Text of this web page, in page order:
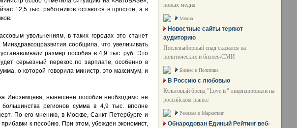
12,5 тыс. работников остаются в простое, а в
увольнениям, в таких городах это станет
сообщила, что увеличивать
размер пособия в 4,9 тыс. руб. Это
серьезный перекос по зарплате, особенно в
о которой говорила министр, это максимум, и
Иноземцева, нынешнее пособие необходимо не
большинства регионов сумма в 4,9 тыс. вполне
По его мнению, в Москве, Санкт-Петербурге и
к пособию. При этом, убежден экономист,
новых медиа
Медиа
Новостные сайты теряют
аудиторию
Послевыборный спад сказался на
политических и бизнес-СМИ
Бизнес и Политика
В Россию с любовью
Культовый бренд "Love is" лицензировали на
российском рынке
Реклама и Маркетинг
Обнародован Единый Рейтинг веб-